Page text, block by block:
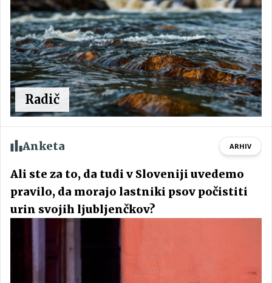
Radič
Anketa ARHIV
Ali ste za to, da tudi v Sloveniji uvedemo
pravilo, da morajo lastniki psov počistiti
urin svojih ljubljenčkov?